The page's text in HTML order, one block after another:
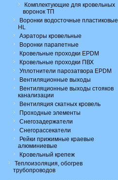
Комплектующие для кровельных
воронок ТП
Воронки водосточные пластиковые
HL
Аэраторы кровельные
Воронки парапетные
Кровельные проходки EPDM
Кровельные проходки ПВХ
Уплотнители парозатвора EPDM
Вентиляционные выходы
Вентиляционные выходы стояков
канализации
Вентиляция скатных кровель
Проходные элементы
Снегозадержатели
Снегорассекатели
Рейки прижимные краевые
алюминиевые
Кровельный крепеж
Теплоизоляция, обогрев
трубопроводов